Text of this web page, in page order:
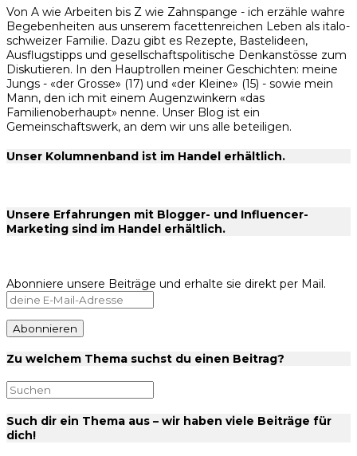
Von A wie Arbeiten bis Z wie Zahnspange - ich erzähle wahre
Begebenheiten aus unserem facettenreichen Leben als italo-
schweizer Familie. Dazu gibt es Rezepte, Bastelideen,
Ausflugstipps und gesellschaftspolitische Denkanstösse zum
Diskutieren. In den Hauptrollen meiner Geschichten: meine
Jungs - «der Grosse» (17) und «der Kleine» (15) - sowie mein
Mann, den ich mit einem Augenzwinkern «das
Familienoberhaupt» nenne. Unser Blog ist ein
Gemeinschaftswerk, an dem wir uns alle beteiligen.
Unser Kolumnenband ist im Handel erhältlich.
Unsere Erfahrungen mit Blogger- und Influencer-
Marketing sind im Handel erhältlich.
Abonniere unsere Beiträge und erhalte sie direkt per Mail.
Zu welchem Thema suchst du einen Beitrag?
Such dir ein Thema aus – wir haben viele Beiträge für
dich!